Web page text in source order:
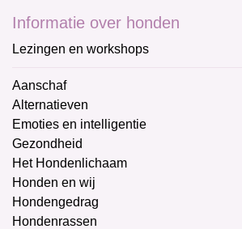
Informatie over honden
Lezingen en workshops
Aanschaf
Alternatieven
Emoties en intelligentie
Gezondheid
Het Hondenlichaam
Honden en wij
Hondengedrag
Hondenrassen